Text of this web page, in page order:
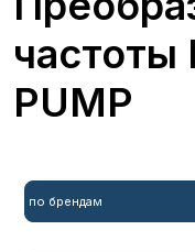
частоты
PUMP
по брендам